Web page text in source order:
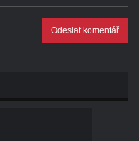
Odeslat komentář